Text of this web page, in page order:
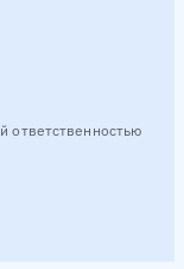
ответственностью